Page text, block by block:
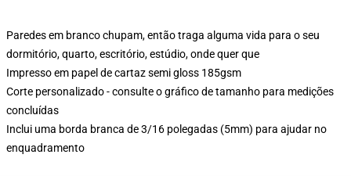
Paredes em branco chupam, então traga alguma vida para o seu
dormitório, quarto, escritório, estúdio, onde quer que
Impresso em papel de cartaz semi gloss 185gsm
Corte personalizado - consulte o gráfico de tamanho para medições
concluídas
Inclui uma borda branca de 3/16 polegadas (5mm) para ajudar no
enquadramento